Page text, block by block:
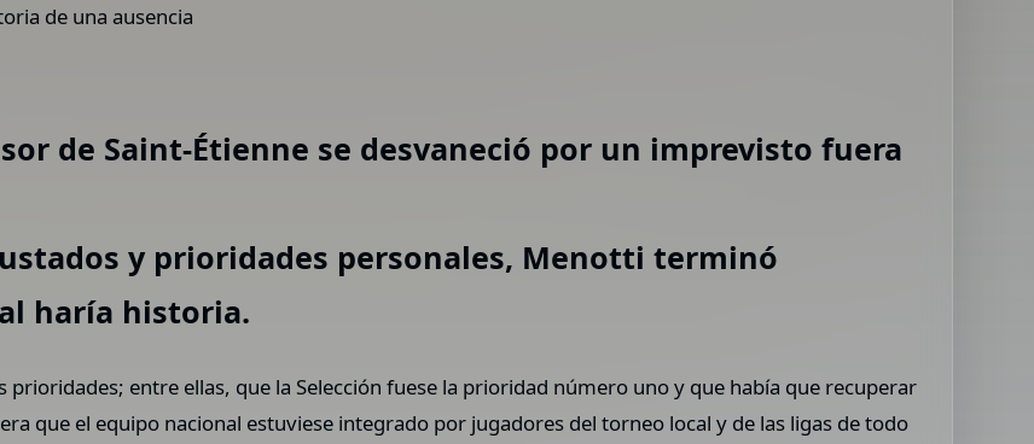
de una ausencia
de Saint-Étienne se desvaneció por un imprevisto fuera
y prioridades personales, Menotti terminó
haría historia.
entre ellas, que la Selección fuese la prioridad número uno y que había que recuperar
que el equipo nacional estuviese integrado por jugadores del torneo local y de las ligas de todo